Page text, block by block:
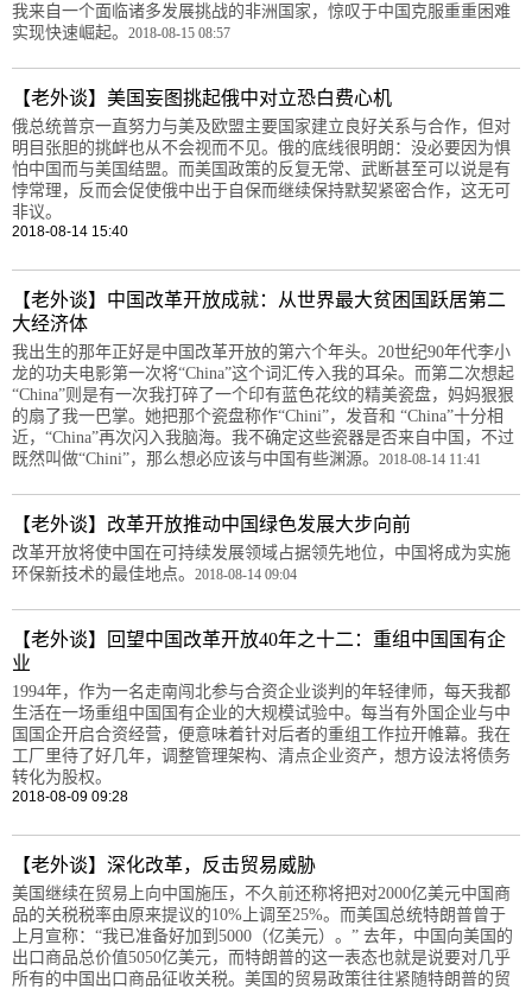
我来自一个面临诸多发展挑战的非洲国家，惊叹于中国克服重重困难
实现快速崛起。 2018-08-15 08:57
【老外谈】美国妄图挑起俄中对立恐白费心机
俄总统普京一直努力与美及欧盟主要国家建立良好关系与合作，但对
明目张胆的挑衅也从不会视而不见。俄的底线很明朗：没必要因为惧
怕中国而与美国结盟。而美国政策的反复无常、武断甚至可以说是有
悖常理，反而会促使俄中出于自保而继续保持默契紧密合作，这无可
非议。
2018-08-14 15:40
【老外谈】中国改革开放成就：从世界最大贫困国跃居第二
大经济体
我出生的那年正好是中国改革开放的第六个年头。20世纪90年代李小
龙的功夫电影第一次将“China”这个词汇传入我的耳朵。而第二次想起
“China”则是有一次我打碎了一个印有蓝色花纹的精美瓷盘，妈妈狠狠
的扇了我一巴掌。她把那个瓷盘称作“Chini”，发音和 “China”十分相
近，“China”再次闪入我脑海。我不确定这些瓷器是否来自中国，不过
既然叫做“Chini”，那么想必应该与中国有些渊源。 2018-08-14 11:41
【老外谈】改革开放推动中国绿色发展大步向前
改革开放将使中国在可持续发展领域占据领先地位，中国将成为实施
环保新技术的最佳地点。 2018-08-14 09:04
【老外谈】回望中国改革开放40年之十二：重组中国国有企
业
1994年，作为一名走南闯北参与合资企业谈判的年轻律师，每天我都
生活在一场重组中国国有企业的大规模试验中。每当有外国企业与中
国国企开启合资经营，便意味着针对后者的重组工作拉开帷幕。我在
工厂里待了好几年，调整管理架构、清点企业资产，想方设法将债务
转化为股权。
2018-08-09 09:28
【老外谈】深化改革，反击贸易威胁
美国继续在贸易上向中国施压，不久前还称将把对2000亿美元中国商
品的关税税率由原来提议的10%上调至25%。而美国总统特朗普曾于
上月宣称：“我已准备好加到5000（亿美元）。” 去年，中国向美国的
出口商品总价值5050亿美元，而特朗普的这一表态也就是说要对几乎
所有的中国出口商品征收关税。美国的贸易政策往往紧随特朗普的贸